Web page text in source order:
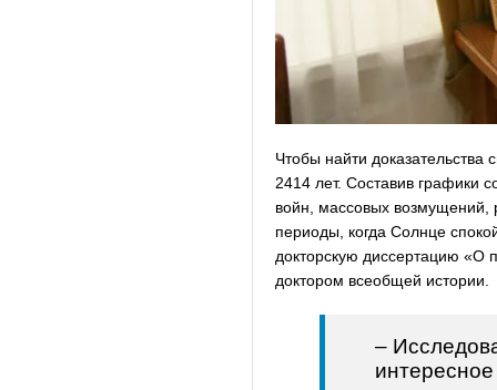
Чтобы найти
2414 лет. Составив графики
войн, массовых возмущений,
периоды, когда Солнце
докторскую диссертацию «О
доктором всеобщей истории.
–